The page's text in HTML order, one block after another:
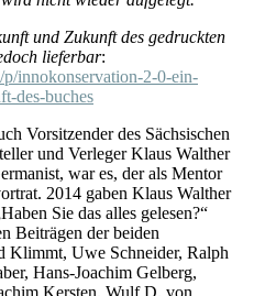
und Zukunft des gedruckten
lieferbar:
innokonservation-2-0-ein-
des-buches
Vorsitzender des Sächsischen
und Verleger Klaus Walther
war es, der als Mentor
2014 gaben Klaus Walther
Sie das alles gelesen?“
Beiträgen der beiden
Klimmt, Uwe Schneider, Ralph
Hans-Joachim Gelberg,
Kersten, Wulf D. von